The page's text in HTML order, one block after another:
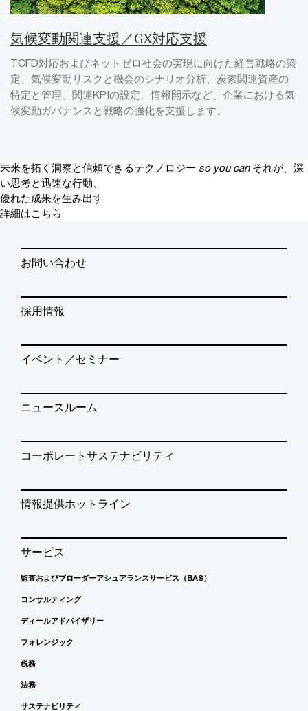
気候変動関連支援／GX対応支援
TCFD対応およびネットゼロ社会の実現に向けた経営戦略の策
定、気候変動リスクと機会のシナリオ分析、炭素関連資産の
特定と管理、関連KPIの設定、情報開示など、企業における気
候変動ガバナンスと戦略の強化を支援します。
未来を拓く洞察と信頼できるテクノロジー so you can それが、深
い思考と迅速な行動、
優れた成果を生み出す
詳細はこちら
お問い合わせ
採用情報
イベント／セミナー
ニュースルーム
コーポレートサステナビリティ
情報提供ホットライン
サービス
監査およびブローダーアシュアランスサービス（BAS）
コンサルティング
ディールアドバイザリー
フォレンジック
税務
法務
サステナビリティ